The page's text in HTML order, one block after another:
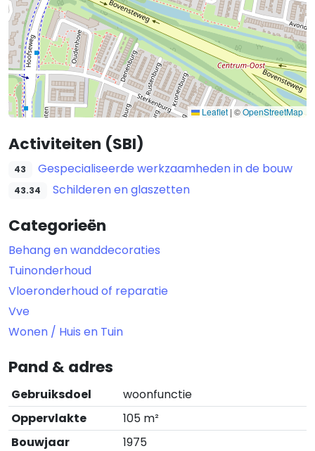
Leaflet | ©OpenStreetMap
Activiteiten (SBI)
43 Gespecialiseerde werkzaamheden in de bouw
43.34 Schilderen en glaszetten
Categorieën
Behang en wanddecoraties
Tuinonderhoud
Vloeronderhoud of reparatie
Vve
Wonen / Huis en Tuin
Pand & adres
Gebruiksdoel
woonfunctie
Oppervlakte
105 m²
Bouwjaar
1975